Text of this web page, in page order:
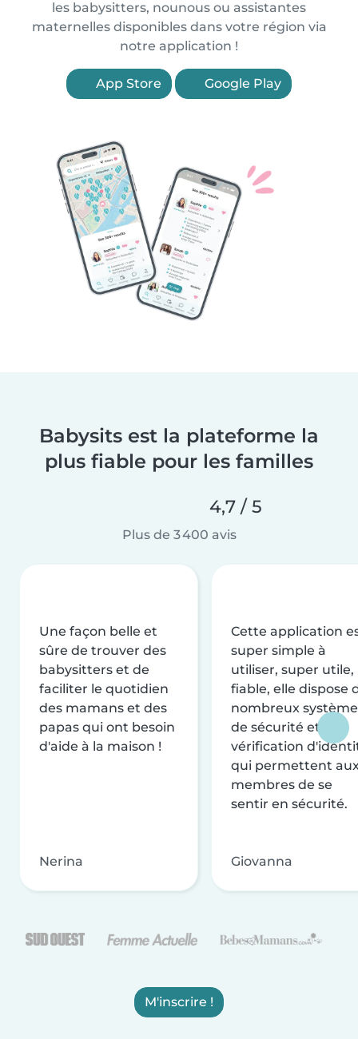
les babysitters, nounous ou assistantes
maternelles disponibles dans votre région via
notre application !
App Store Google Play
Babysits est la plateforme la
plus fiable pour les familles
4,7 / 5
Plus de 3 400 avis
Une façon belle et
sûre de trouver des
babysitters et de
faciliter le quotidien
des mamans et des
papas qui ont besoin
d'aide à la maison !
Nerina
Cette application
super simple à
utiliser, super utile,
fiable, elle dispose
nombreux
de sécurité et de
vérification
qui permettent
membres de se
sentir en sécurité.
Giovanna
M'inscrire !